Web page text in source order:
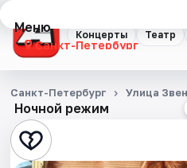
Концерты Театр
Меню
Санкт-Петербург
Концерты
Театр
Стендап
Ночной режим
Санкт-Петербург Улица